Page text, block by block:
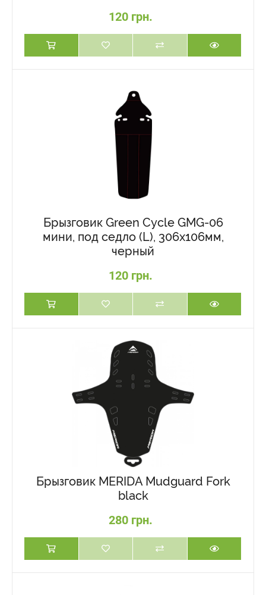
120 грн.
Брызговик Green Cycle GMG-06
мини, под седло (L), 306х106мм,
черный
120 грн.
Брызговик MERIDA Mudguard Fork
black
280 грн.